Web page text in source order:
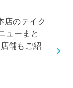
店のテイク
ューまと
舗もご紹